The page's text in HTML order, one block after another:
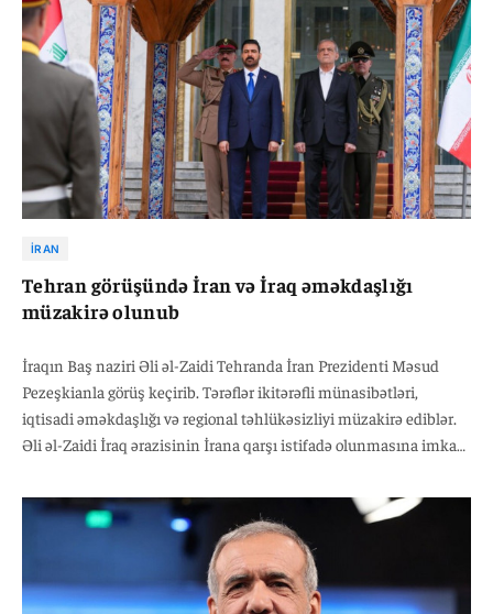
İRAN
Tehran görüşündə İran və İraq əməkdaşlığı
müzakirə olunub
İraqın Baş naziri Əli əl-Zaidi Tehranda İran Prezidenti Məsud
Pezeşkianla görüş keçirib. Tərəflər ikitərəfli münasibətləri,
iqtisadi əməkdaşlığı və regional təhlükəsizliyi müzakirə ediblər.
Əli əl-Zaidi İraq ərazisinin İrana qarşı istifadə olunmasına imkan
dəstəyini yüksək qiymətləndirib və birgə investisiyaların
artırılmasını təklif edib. Məsud Pezeşkian isə iki ölkə arasındakı
ortaq dəyərləri və sabitliyin əhəmiyyətini vurğulayıb. İran
Prezidenti İraqın göstərdiyi həmrəyliyə görə təşəkkür edib.
Görüşdə iqtisadi əməkdaşlığın daha da genişləndirilməsi